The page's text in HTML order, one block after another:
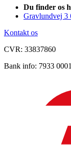
Du finder os
Gravlundvej 3
Kontakt os
CVR: 33837860
Bank info: 7933